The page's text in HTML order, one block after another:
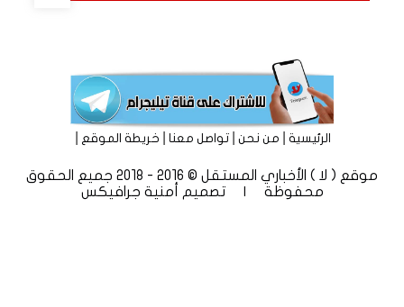
الرئيسية|من نحن|تواصل معنا|خريطة الموقع
موقع ( لا ) الأخباري المستقل © 2016 - 2018 جميع الحقوق
محفوظة | تصميم
أمنية جرافيكس